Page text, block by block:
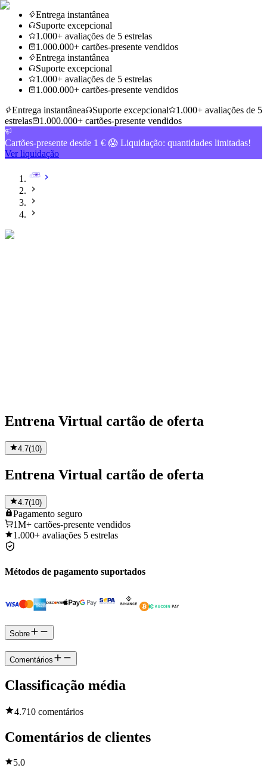
Entrega instantânea
Suporte excepcional
1.000+ avaliações de 5 estrelas
1.000.000+ cartões-presente vendidos
Entrega instantânea
Suporte excepcional
1.000+ avaliações de 5 estrelas
1.000.000+ cartões-presente vendidos
Entrega instantânea
Suporte excepcional
1.000+ avaliações de 5
estrelas
1.000.000+ cartões-presente vendidos
Cartões-presente desde 1 € 😱 Liquidação: quantidades limitadas!
Ver liquidação
Entrena Virtual cartão de oferta
4.7(10)
Entrena Virtual cartão de oferta
4.7(10)
Pagamento seguro
1M+ cartões-presente vendidos
1.000+ avaliações 5 estrelas
Métodos de pagamento suportados
Sobre
Comentários
Classificação média
4.710 comentários
Comentários de clientes
5.0